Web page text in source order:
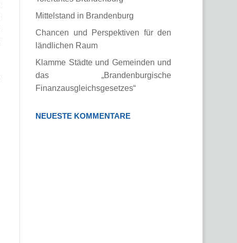
Mittelstand in Brandenburg
Chancen und Perspektiven für den
ländlichen Raum
Klamme Städte und Gemeinden und
das „Brandenburgische
Finanzausgleichsgesetzes“
NEUESTE KOMMENTARE